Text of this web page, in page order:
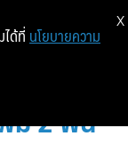
รุก
ม 2 พัน
ได้ที่ นโยบายความ
X